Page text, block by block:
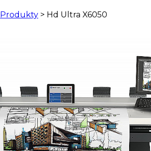
Produkty > Hd Ultra X6050